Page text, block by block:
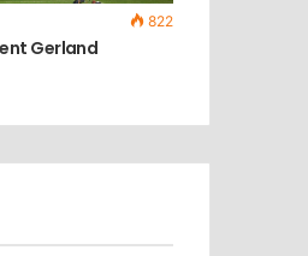
822
Gerland